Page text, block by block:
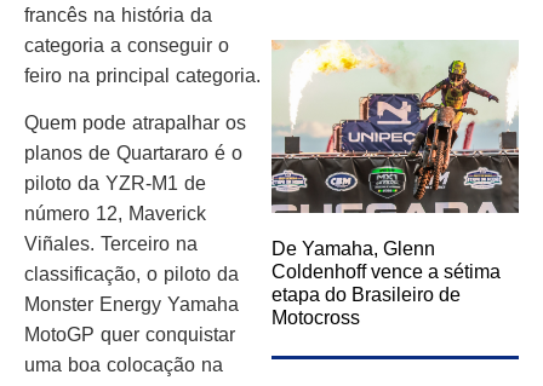
francês na história da
categoria a conseguir o
feiro na principal categoria.
Quem pode atrapalhar os
planos de Quartararo é o
piloto da YZR-M1 de
número 12, Maverick
Viñales. Terceiro na
classificação, o piloto da
Monster Energy Yamaha
MotoGP quer conquistar
uma boa colocação na
De Yamaha, Glenn
Coldenhoff vence a sétima
etapa do Brasileiro de
Motocross